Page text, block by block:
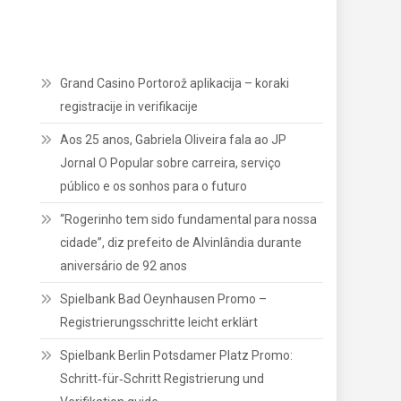
Grand Casino Portorož aplikacija – koraki
registracije in verifikacije
Aos 25 anos, Gabriela Oliveira fala ao JP
Jornal O Popular sobre carreira, serviço
público e os sonhos para o futuro
“Rogerinho tem sido fundamental para nossa
cidade”, diz prefeito de Alvinlândia durante
aniversário de 92 anos
Spielbank Bad Oeynhausen Promo –
Registrierungsschritte leicht erklärt
Spielbank Berlin Potsdamer Platz Promo:
Schritt‑für‑Schritt Registrierung und